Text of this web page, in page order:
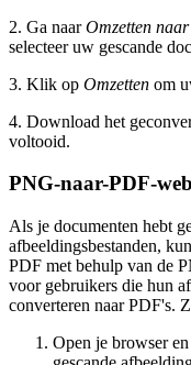
2. Ga naarOmzetten
selecteer uw gescande
3. Klik op Omzetten om
4. Download het
voltooid.
PNG-naar-PDF-
Als je documenten hebt
afbeeldingsbestanden,
PDF met behulp van de
voor gebruikers die hun
converteren naar PDF's.
Open je browser